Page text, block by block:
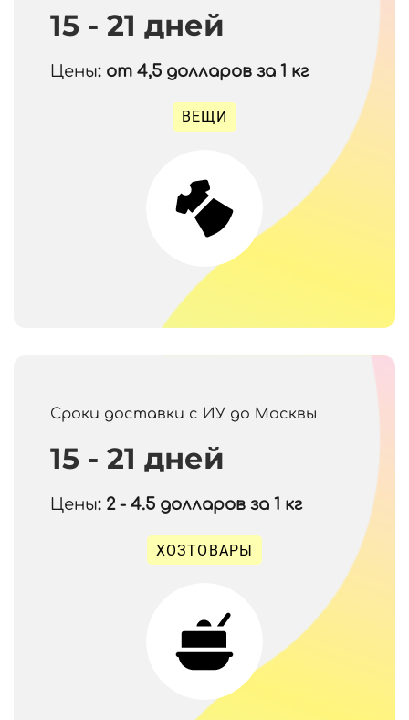
15 - 21 дней
Цены: от 4,5 долларов за 1 кг
ВЕЩИ
Сроки доставки с ИУ до Москвы
15 - 21 дней
Цены: 2 - 4.5 долларов за 1 кг
ХОЗТОВАРЫ